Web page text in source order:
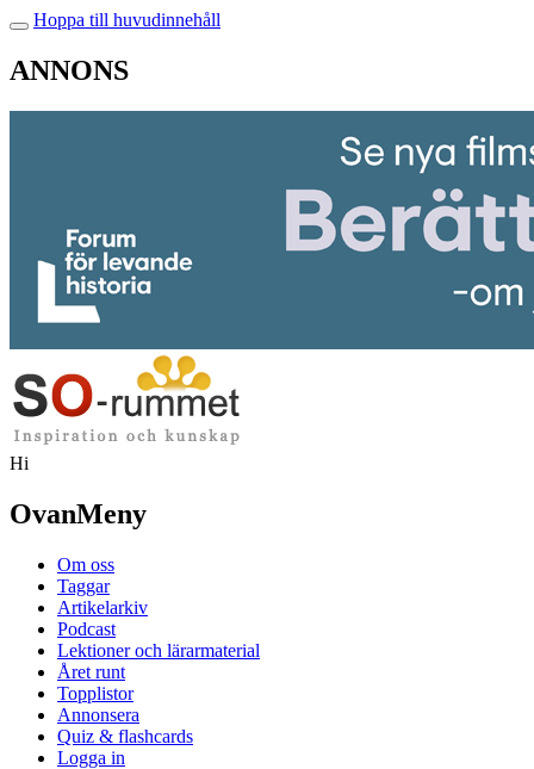
Hoppa till huvudinnehåll
ANNONS
Hi
OvanMeny
Om oss
Taggar
Artikelarkiv
Podcast
Lektioner och lärarmaterial
Året runt
Topplistor
Annonsera
Quiz & flashcards
Logga in